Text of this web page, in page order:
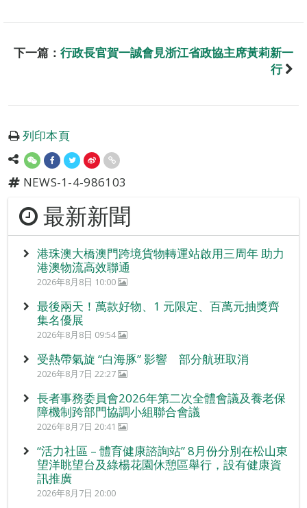
下一篇： 行政長官賀一誠會見浙江省政協主席黃莉新一
行
列印本頁
NEWS-1-4-986103
最新新聞
港珠澳大橋澳門跨境貨物轉運站啟用三周年 助力
港澳物流高效聯通
2026年8月8日 10:00
最後兩天！萬款好物、1 元限定、百萬元抽獎齊
集名優展
2026年8月8日 09:54
受熱帶氣旋 “白海豚” 影響 部分航班取消
2026年8月7日 22:27
長者事務委員會2026年第二次全體會議及養老保
障機制跨部門協調小組聯合會議
2026年8月7日 20:41
“活力社區 – 體育健康諮詢站” 8月份分別在松山東
望洋眺望台及綠楊花園休憩區舉行，設有健康資
訊推廣
2026年8月7日 20:00